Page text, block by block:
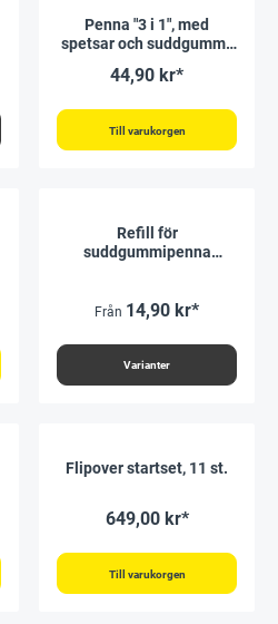
Penna "3 i 1", med
spetsar och suddgummi,
44,90 kr*
Till varukorgen
Refill för
suddgummipenna
Från 14,90 kr*
Varianter
Flipover startset, 11 st.
649,00 kr*
Till varukorgen